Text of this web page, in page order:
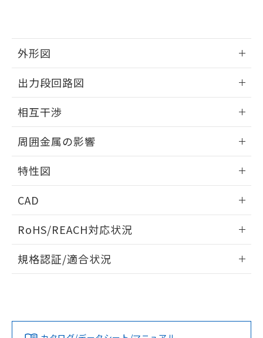
外形図
外形図
出力段回路図
出力段回路図
相互干渉
相互干渉
A: 200mm以上、B: 120mm以上
周囲金属の影響
周囲金属の影響
特性図
検出物体の大きさと材質による影響
CAD
ドすることができます。
ログイン/会員登録
ダウンロードデータをご利用いただく前に、以下を必ずお読
みください。
RoHS/REACH対応状況
EU RoHS 注意事項・凡例
規格認証/適合状況
※当社の共同利用者とは、"個人情報
指します。
51物質の非含有証明書（当社基準）
※本証明書は発行日時点で非含有を証明す
るもので、過去に遡って非含有を証明する
ものではありません。
また、RoHS指令のフタル酸エステル類４
物質の対応では、対応完了までの期間は出
荷製品に未対応品が混在することから備考
既に当社にて対応品への在庫切替を完了
していることから、特段のことがない限
り、2022年1月12日より割愛しておりま